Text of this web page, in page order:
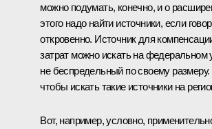
можно подумать, конечно, и о
этого надо найти источники, если
откровенно. Источник для
затрат можно искать на федеральном
не беспредельный по своему
чтобы искать такие источники на
Вот, например, условно,